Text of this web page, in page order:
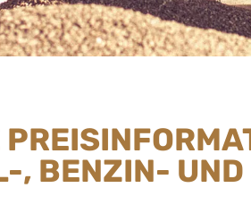
, BENZIN-